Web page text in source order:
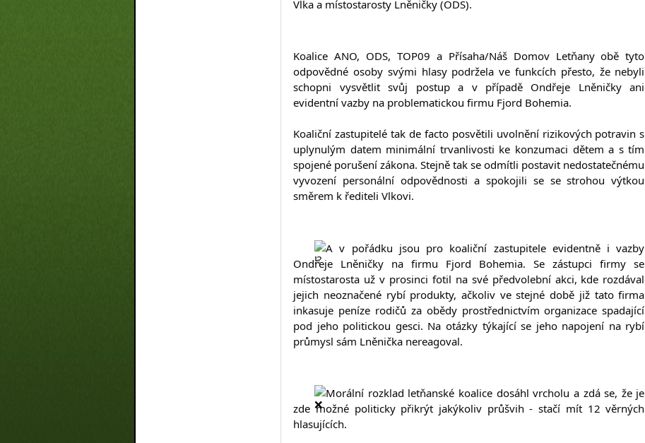
Vlka a místostarosty Lněničky (ODS).
Koalice ANO, ODS, TOP09 a Přísaha/Náš Domov Letňany obě tyto
odpovědné osoby svými hlasy podržela ve funkcích přesto, že nebyli
schopni vysvětlit svůj postup a v případě Ondřeje Lněničky ani
evidentní vazby na problematickou firmu Fjord Bohemia.
Koaliční zastupitelé tak de facto posvětili uvolnění rizikových potravin s
uplynulým datem minimální trvanlivosti ke konzumaci dětem a s tím
spojené porušení zákona. Stejně tak se odmítli postavit nedostatečnému
vyvození personální odpovědnosti a spokojili se se strohou výtkou
směrem k řediteli Vlkovi.
A v pořádku jsou pro koaliční zastupitele evidentně i vazby
Ondřeje Lněničky na firmu Fjord Bohemia. Se zástupci firmy se
místostarosta už v prosinci fotil na své předvolební akci, kde rozdával
jejich neoznačené rybí produkty, ačkoliv ve stejné době již tato firma
inkasuje peníze rodičů za obědy prostřednictvím organizace spadající
pod jeho politickou gesci. Na otázky týkající se jeho napojení na rybí
průmysl sám Lněnička nereagoval.
Morální rozklad letňanské koalice dosáhl vrcholu a zdá se, že je
zde možné politicky přikrýt jakýkoliv průšvih - stačí mít 12 věrných
hlasujících.